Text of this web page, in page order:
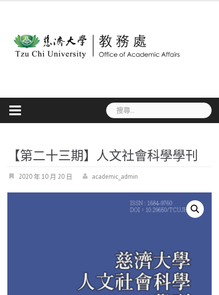
搜
尋
字:
【第二十三期】人文社會科學學刊
2020 年 10 月 20 日 academic_admin